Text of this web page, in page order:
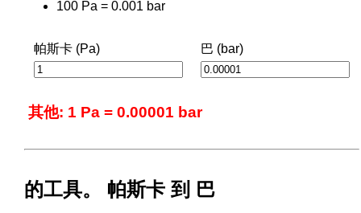
100 Pa = 0.001 bar
帕斯卡 (Pa) 巴 (bar)
其他: 1 Pa = 0.00001 bar
的工具。 帕斯卡 到 巴